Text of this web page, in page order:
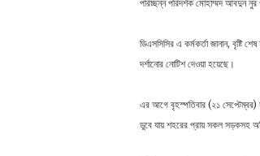
পরিচ্ছন্ন পরিদর্শক মোহাম্মদ আবদুন
ডিএসসিসির এ কর্মকর্তা জানান, বৃষ্টি
দর্শানোর নোটিশ দেওয়া হয়েছে।
এর আগে বৃহস্পতিবার (২১ সেপ্টেম্বর)
ডুবে যায় শহরের প্রায় সকল সড়কসহ